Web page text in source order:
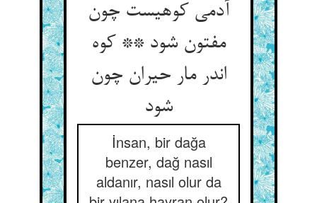
آدمی کوهیست چون
مفتون شود ** کوه
اندر مار حیران چون
شود
İnsan, bir dağa
benzer, dağ nasıl
aldanır, nasıl olur da